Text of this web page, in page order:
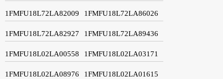
1FMFU18L72LA82009 1FMFU18L72LA86026
1FMFU18L72LA82927 1FMFU18L72LA89436
1FMFU18L02LA00558 1FMFU18L02LA03171
1FMFU18L02LA08976 1FMFU18L02LA01615